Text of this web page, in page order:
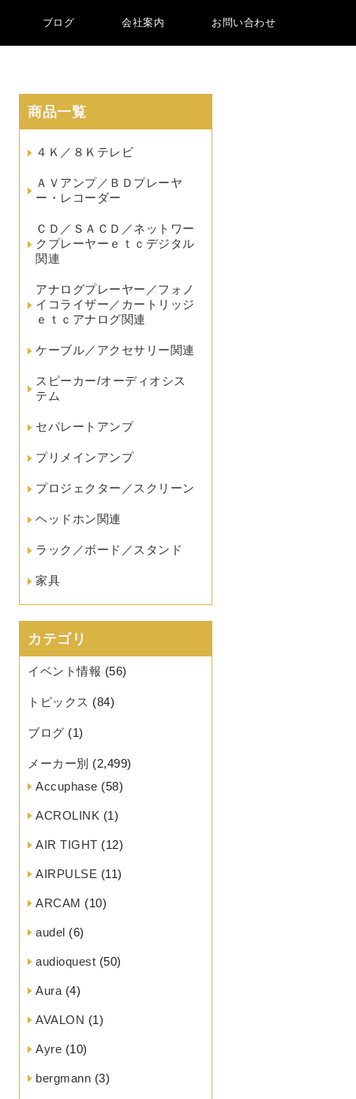
ブログ 会社案内 お問い合わせ
商品一覧
４Ｋ／８Ｋテレビ
ＡＶアンプ／ＢＤプレーヤ
ー・レコーダー
ＣＤ／ＳＡＣＤ／ネットワー
クプレーヤーｅｔｃデジタル
関連
アナログプレーヤー／フォノ
イコライザー／カートリッジ
ｅｔｃアナログ関連
ケーブル／アクセサリー関連
スピーカー/オーディオシス
テム
セパレートアンプ
プリメインアンプ
プロジェクター／スクリーン
ヘッドホン関連
ラック／ボード／スタンド
家具
カテゴリ
イベント情報 (56)
トピックス (84)
ブログ (1)
メーカー別 (2,499)
Accuphase (58)
ACROLINK (1)
AIR TIGHT (12)
AIRPULSE (11)
ARCAM (10)
audel (6)
audioquest (50)
Aura (4)
AVALON (1)
Ayre (10)
bergmann (3)